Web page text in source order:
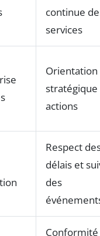
continue
services
Orientation
stratégique
actions
Respect
délais et
des
Conformité